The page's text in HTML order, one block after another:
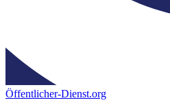
Öffentlicher-Dienst.org